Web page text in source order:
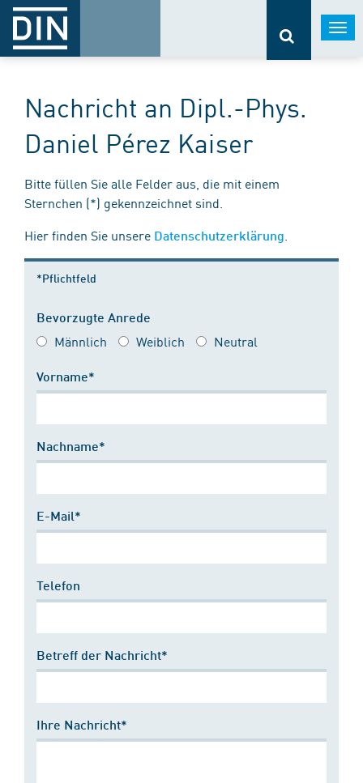
Nachricht an Dipl.-Phys.
Daniel Pérez Kaiser
Bitte füllen Sie alle Felder aus, die mit einem
Sternchen (*) gekennzeichnet sind.
Hier finden Sie unsere Datenschutzerklärung
*Pflichtfeld
Bevorzugte Anrede
Männlich Weiblich Neutral
Vorname*
Nachname*
E-Mail*
Telefon
Betreff der Nachricht*
Ihre Nachricht*